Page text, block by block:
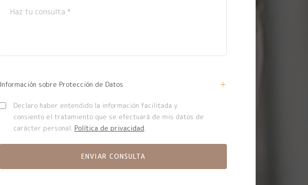
Información sobre Protección de Datos
Declaro haber entendido la información facilitada y
consiento el tratamiento que se efectuará de mis datos de
carácter personal. Política de privacidad.